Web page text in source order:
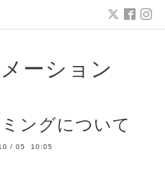
ーション
ングについて
/ 05 10:05